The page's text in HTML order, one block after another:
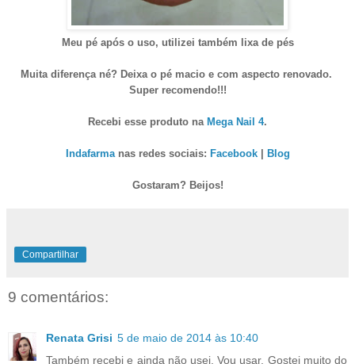
Meu pé após o uso, utilizei também lixa de pés
Muita diferença né? Deixa o pé macio e com aspecto renovado.
Super recomendo!!!
Recebi esse produto na Mega Nail 4.
Indafarmanas redes sociais: Facebook| Blog
Gostaram? Beijos!
Compartilhar
9 comentários:
Renata Grisi 5 de maio de 2014 às 10:40
Também recebi e ainda não usei. Vou usar. Gostei muito do